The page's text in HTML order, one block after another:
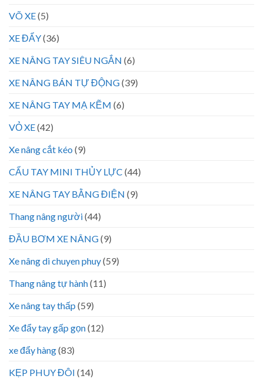
VÕ XE(5)
XE ĐẨY(36)
XE NÂNG TAY SIÊU NGẮN (6)
XE NÂNG BÁN TỰ ĐỘNG(39)
XE NÂNG TAY MẠ KẼM (6)
VỎ XE(42)
Xe nâng cắt kéo (9)
CẨU TAY MINI THỦY LỰC (44)
XE NÂNG TAY BẰNG ĐIỆN (9)
Thang nâng người(44)
ĐẦU BƠM XE NÂNG(9)
Xe nâng di chuyen phuy(59)
Thang nâng tự hành(11)
Xe nâng tay thấp (59)
Xe đẩy tay gấp gọn(12)
xe đẩy hàng(83)
KẸP PHUY ĐÔI (14)